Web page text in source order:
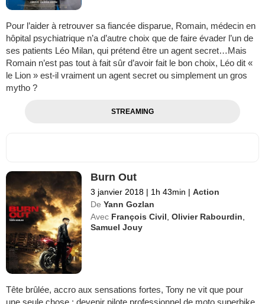
Pour l’aider à retrouver sa fiancée disparue, Romain, médecin en
hôpital psychiatrique n’a d’autre choix que de faire évader l’un de
ses patients Léo Milan, qui prétend être un agent secret…Mais
Romain n’est pas tout à fait sûr d’avoir fait le bon choix, Léo dit «
le Lion » est-il vraiment un agent secret ou simplement un gros
mytho ?
STREAMING
Burn Out
3 janvier 2018 | 1h 43min | Action
De Yann Gozlan
Avec François Civil ,Olivier Rabourdin
Samuel Jouy
Tête brûlée, accro aux sensations fortes, Tony ne vit que pour
une seule chose : devenir pilote professionnel de moto superbike.